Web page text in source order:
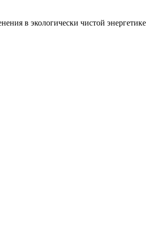
в экологически чистой